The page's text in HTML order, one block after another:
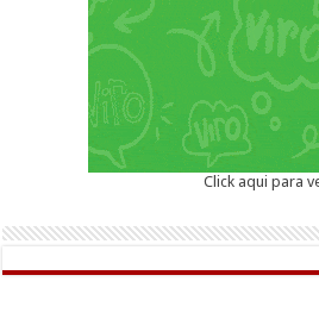
Click aqui para